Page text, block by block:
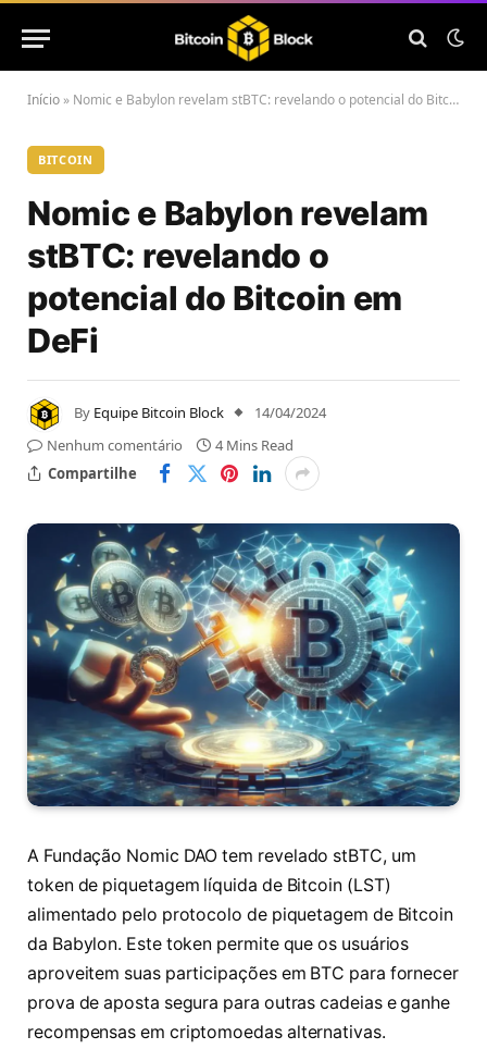
Início » Nomic e Babylon revelam stBTC: revelando o potencial do Bitcoin em DeFi
BITCOIN
Nomic e Babylon revelam
stBTC: revelando o
potencial do Bitcoin em
DeFi
By Equipe Bitcoin Block
14/04/2024
Nenhum comentário
4 Mins Read
Compartilhe
A Fundação Nomic DAO tem revelado stBTC, um
token de piquetagem líquida de Bitcoin (LST)
alimentado pelo protocolo de piquetagem de Bitcoin
da Babylon. Este token permite que os usuários
aproveitem suas participações em BTC para fornecer
prova de aposta segura para outras cadeias e ganhe
recompensas em criptomoedas alternativas.